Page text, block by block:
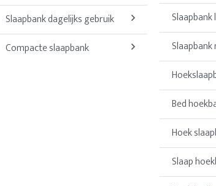
Slaapbank dagelijks gebruik
Compacte slaapbank
Bed
Hoek
Slaap